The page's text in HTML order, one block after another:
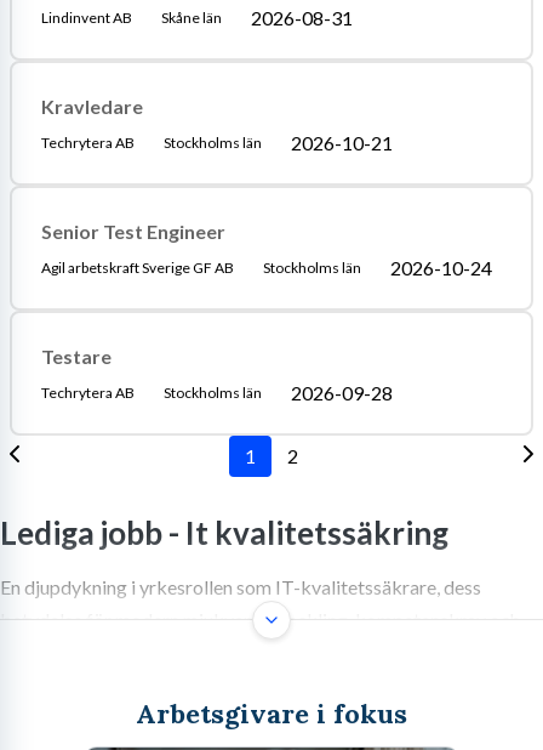
Lindinvent AB Skåne län 2026-08-31
Kravledare
Techrytera AB Stockholms län 2026-10-21
Senior Test Engineer
Agil arbetskraft Sverige GF AB Stockholms län 2026-10-24
Testare
Techrytera AB Stockholms län 2026-09-28
1 2
Lediga jobb - It kvalitetssäkring
En djupdykning i yrkesrollen som IT-kvalitetssäkrare, dess
betydelse för modern mjukvaruutveckling, kompetenskrav och
Arbetsgivare i fokus